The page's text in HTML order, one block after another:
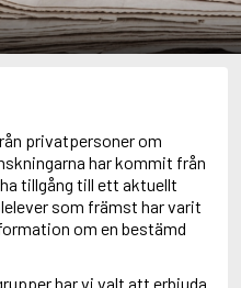
privatpersoner om
har kommit från
tillgång till ett aktuellt
som främst har varit
om en bestämd
har vi valt att erbjuda